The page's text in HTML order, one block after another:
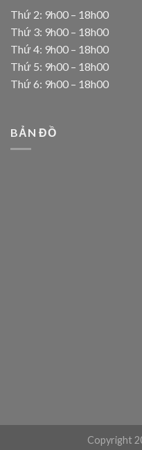
Thứ 2: 9h00 – 18h00
Thứ 3: 9h00 – 18h00
Thứ 4: 9h00 – 18h00
Thứ 5: 9h00 – 18h00
Thứ 6: 9h00 – 18h00
BẢN ĐỒ
Copyright